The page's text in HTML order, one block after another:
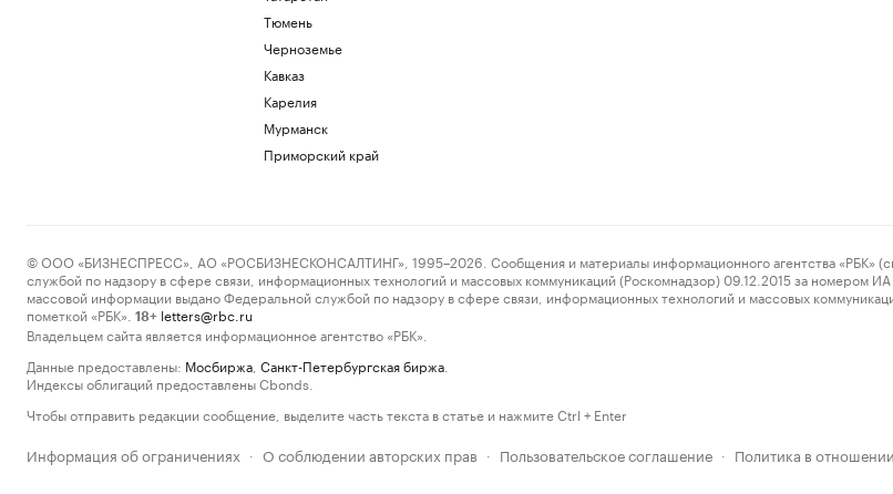
Тюмень
Черноземье
Кавказ
Карелия
Мурманск
Приморский край
© ООО «БИЗНЕСПРЕСС», АО «РОСБИЗНЕСКОНСАЛТИНГ», 1995–2026. Сообщения и материалы информационного агентства «РБК»
службой по надзору в сфере связи, информационных технологий и массовых коммуникаций (Роскомнадзор) 09.12.2015 за номером
массовой информации выдано Федеральной службой по надзору в сфере связи, информационных технологий и массовых
пометкой «РБК».
18+ letters@rbc.ru
Владельцем сайта является информационное агентство «РБК».
Данные предоставлены: Мосбиржа Санкт-Петербургская биржа
Индексы облигаций предоставлены Cbonds.
Чтобы отправить редакции сообщение, выделите часть текста в статье и нажмите Ctrl + Enter
Информация об ограничениях · О соблюдении авторских прав · Пользовательское соглашение · Политика в